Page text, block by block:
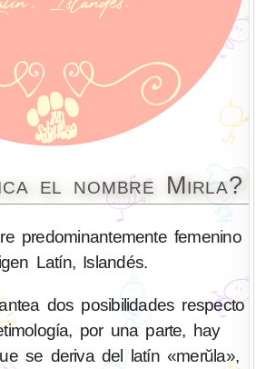
el nombre Mirla?
predominantemente femenino
Latín, Islandés.
dos posibilidades respecto
por una parte, hay
se deriva del latín «merŭla»,